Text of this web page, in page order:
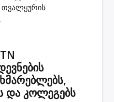
თვალყურის
და კოლეგებს